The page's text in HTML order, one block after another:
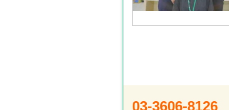
03-3606-8126